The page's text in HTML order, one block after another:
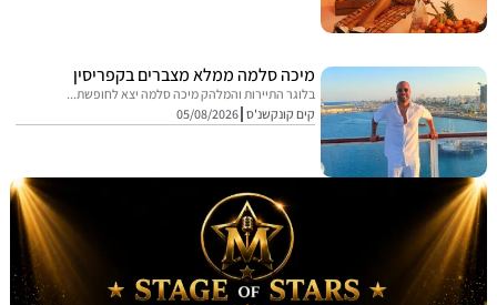
מיכה סלמה ממלא מצברים בקפריסין
בלוגר התיירות והמלהק מיכה סלמה יצא לחופשת...
קים קונקשנ'ס 05/08/2026